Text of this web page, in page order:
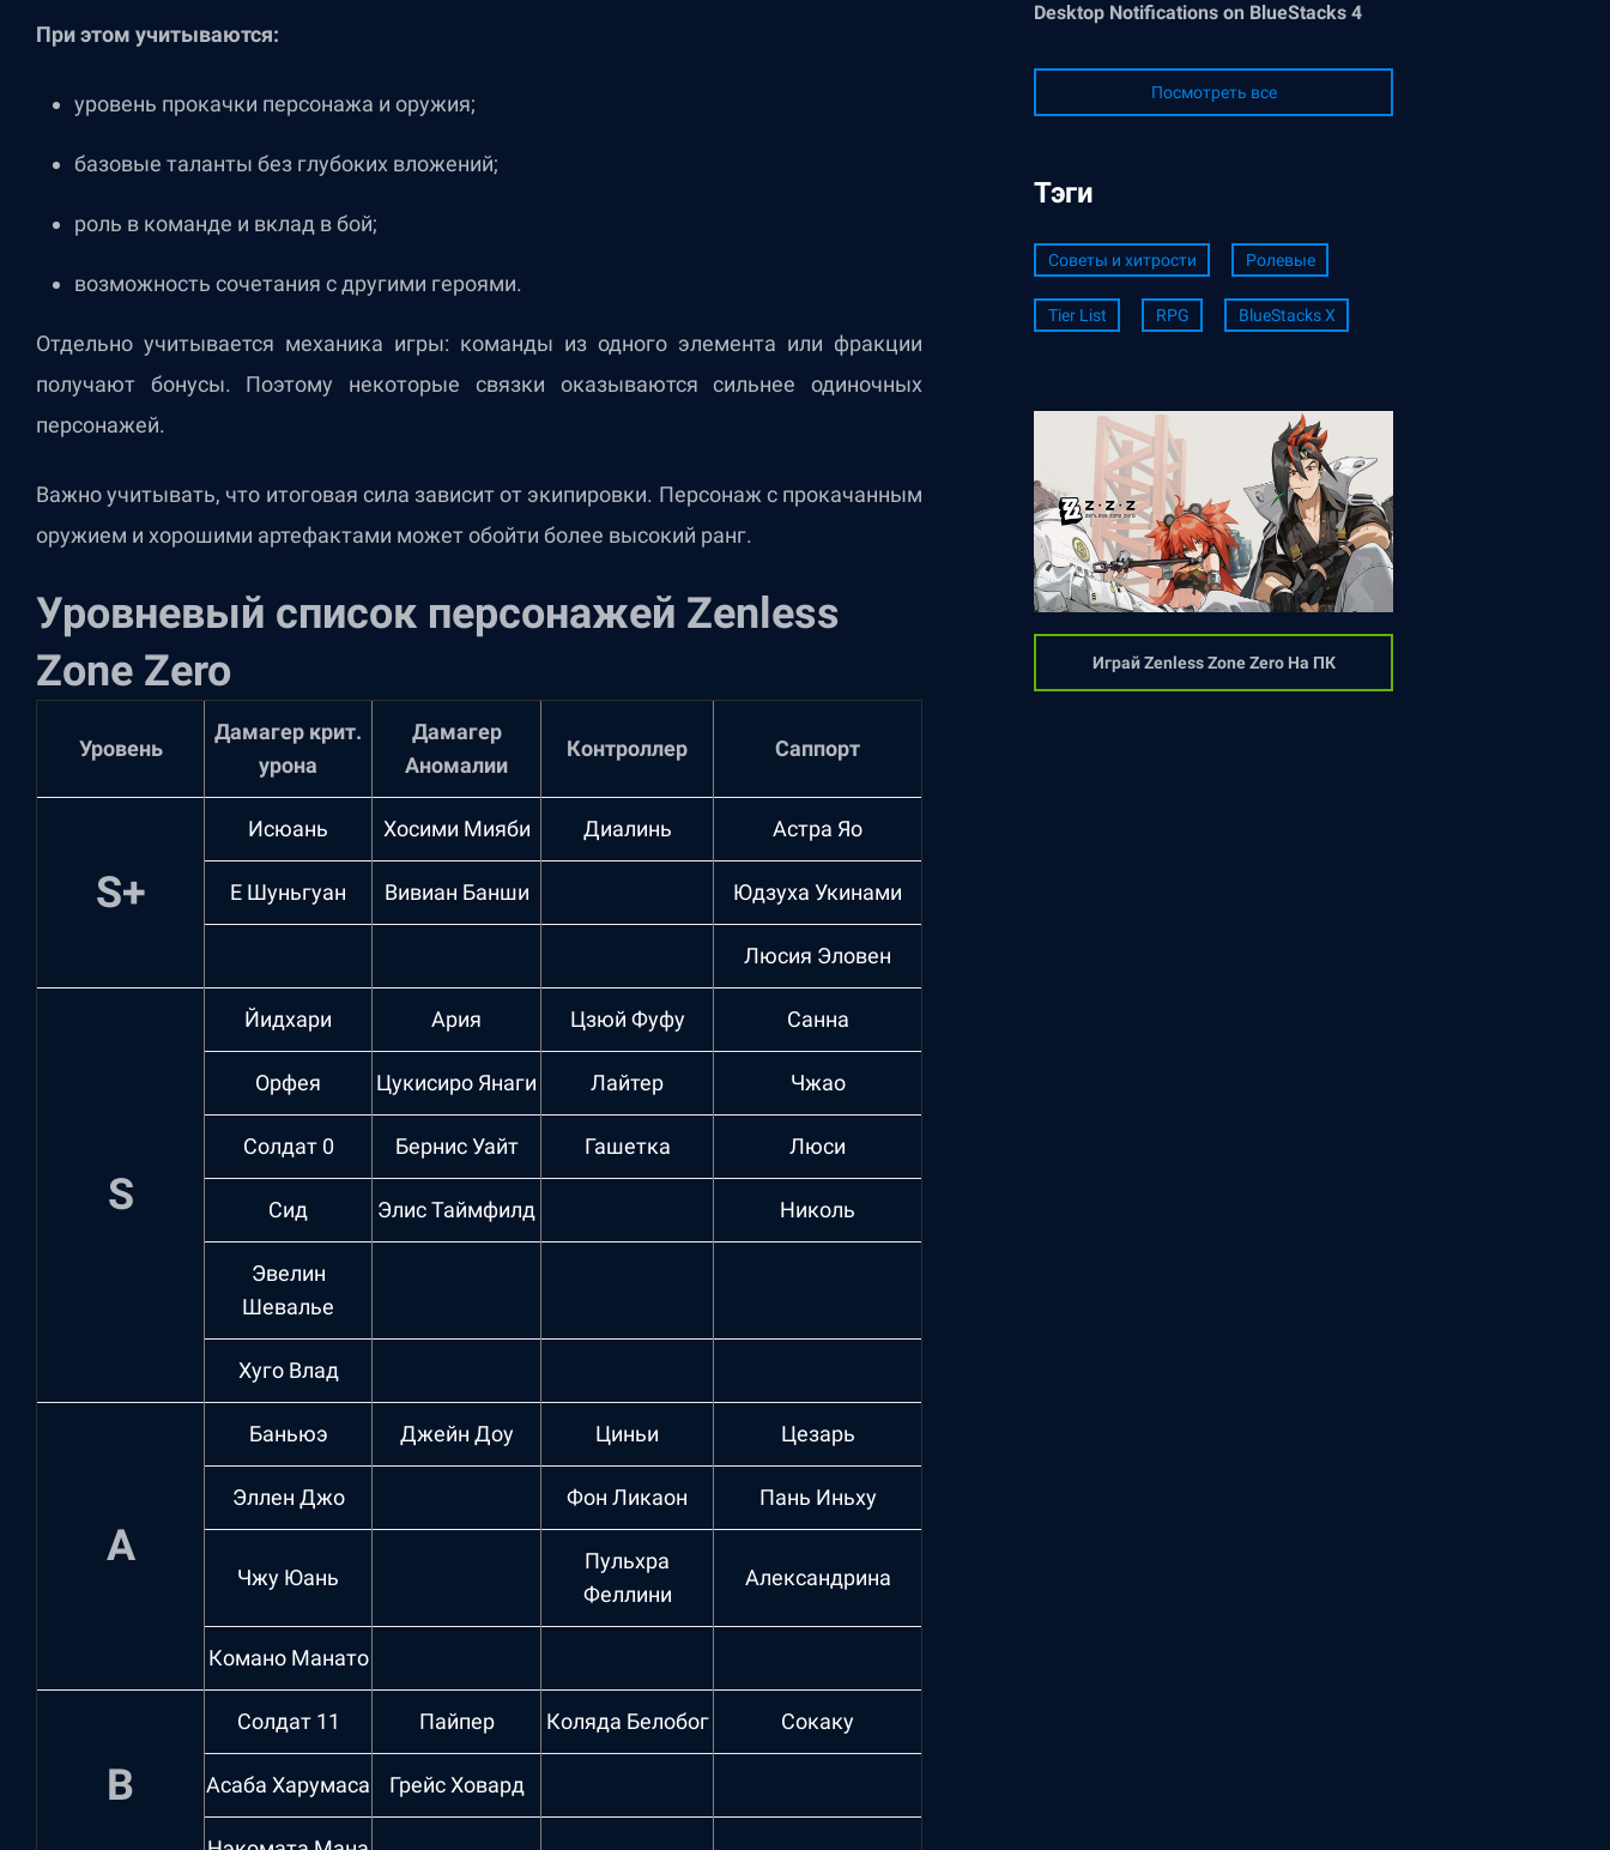
При этом учитываются:
уровень прокачки персонажа и оружия;
базовые таланты без глубоких вложений;
роль в команде и вклад в бой;
возможность сочетания с другими героями.
Отдельно учитывается механика игры: команды из одного элемента или фракции
получают бонусы. Поэтому некоторые связки оказываются сильнее одиночных
персонажей.
Важно учитывать, что итоговая сила зависит от экипировки. Персонаж с прокачанным
оружием и хорошими артефактами может обойти более высокий ранг.
Уровневый список персонажей Zenless
Zone Zero
Уровень
Дамагер крит.
урона
Дамагер
Аномалии
Контроллер Саппорт
S+
Исюань Хосими Мияби Диалинь Астра Яо
Е Шуньгуан Вивиан Банши Юдзуха Укинами
Люсия Эловен
S
Йидхари Ария Цзюй Фуфу Санна
Орфея Цукисиро Янаги Лайтер Чжао
Солдат 0 Бернис Уайт Гашетка Люси
Сид Элис Таймфилд Николь
Эвелин
Шевалье
Хуго Влад
А
Баньюэ Джейн Доу Циньи Цезарь
Эллен Джо Фон Ликаон Пань Иньху
Чжу Юань
Пульхра
Феллини
Александрина
Комано Манато
B
Солдат 11 Пайпер Коляда Белобог Сокаку
Асаба Харумаса Грейс Ховард
Desktop Notifications on BlueStacks 4
Посмотреть все
Тэги
Советы и хитрости Ролевые
Tier List RPG BlueStacks X
Играй Zenless Zone Zero На ПК